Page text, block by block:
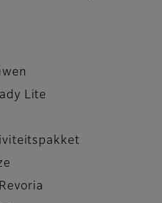
Lite